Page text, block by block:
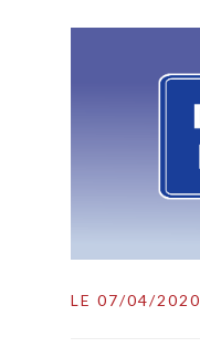
LE 07/04/2020